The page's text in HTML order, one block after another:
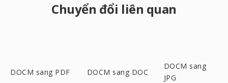
Chuyển đổi liên quan
DOCM sang PDF DOCM sang DOC
DOCM sang
JPG